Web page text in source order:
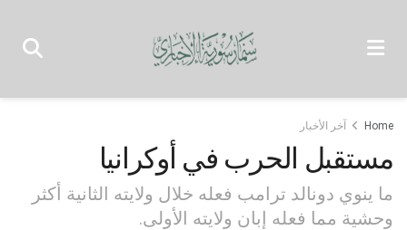
Home آخر الأخبار
مستقبل الحرب في أوكرانيا
ما ينوي دونالد ترامب فعله خلال ولايته الثانية أكثر
وحشية مما فعله إبان ولايته الأولى.